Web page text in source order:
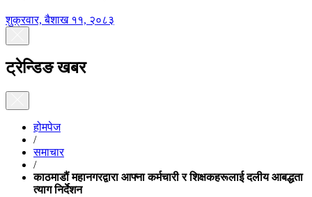
शुक्रवार, बैशाख ११, २०८३
ट्रेन्डिङ खबर
होमपेज
/
समाचार
/
काठमाडौं महानगरद्वारा आफ्ना कर्मचारी र शिक्षकहरूलाई दलीय आबद्धता
त्याग निर्देशन